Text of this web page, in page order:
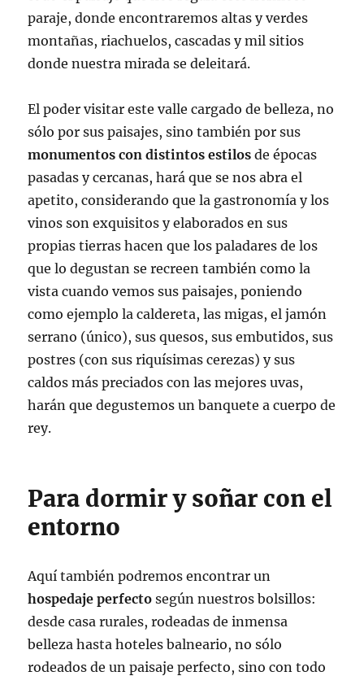
paraje, donde encontraremos altas y verdes
montañas, riachuelos, cascadas y mil sitios
donde nuestra mirada se deleitará.
El poder visitar este valle cargado de belleza, no
sólo por sus paisajes, sino también por sus
monumentos con distintos estilos de épocas
pasadas y cercanas, hará que se nos abra el
apetito, considerando que la gastronomía y los
vinos son exquisitos y elaborados en sus
propias tierras hacen que los paladares de los
que lo degustan se recreen también como la
vista cuando vemos sus paisajes, poniendo
como ejemplo la caldereta, las migas, el jamón
serrano (único), sus quesos, sus embutidos, sus
postres (con sus riquísimas cerezas) y sus
caldos más preciados con las mejores uvas,
harán que degustemos un banquete a cuerpo de
rey.
Para dormir y soñar con el
entorno
Aquí también podremos encontrar un
hospedaje perfecto según nuestros bolsillos:
desde casa rurales, rodeadas de inmensa
belleza hasta hoteles balneario, no sólo
rodeados de un paisaje perfecto, sino con todo